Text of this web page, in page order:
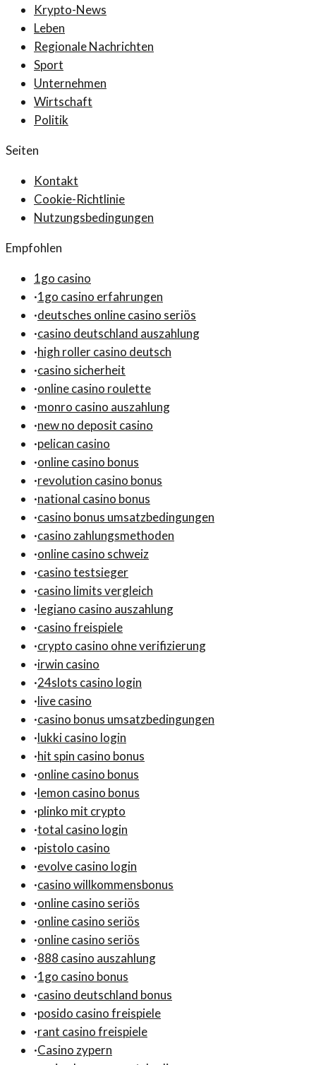
Krypto-News
Leben
Regionale Nachrichten
Sport
Unternehmen
Wirtschaft
Politik
Seiten
Kontakt
Cookie-Richtlinie
Nutzungsbedingungen
Empfohlen
1go casino
·1go casino erfahrungen
·deutsches online casino seriös
·casino deutschland auszahlung
·high roller casino deutsch
·casino sicherheit
·online casino roulette
·monro casino auszahlung
·new no deposit casino
·pelican casino
·online casino bonus
·revolution casino bonus
·national casino bonus
·casino bonus umsatzbedingungen
·casino zahlungsmethoden
·online casino schweiz
·casino testsieger
·casino limits vergleich
·legiano casino auszahlung
·casino freispiele
·crypto casino ohne verifizierung
·irwin casino
·24slots casino login
·live casino
·casino bonus umsatzbedingungen
·lukki casino login
·hit spin casino bonus
·online casino bonus
·lemon casino bonus
·plinko mit crypto
·total casino login
·pistolo casino
·evolve casino login
·casino willkommensbonus
·online casino seriös
·online casino seriös
·online casino seriös
·888 casino auszahlung
·1go casino bonus
·casino deutschland bonus
·posido casino freispiele
·rant casino freispiele
·Casino zypern